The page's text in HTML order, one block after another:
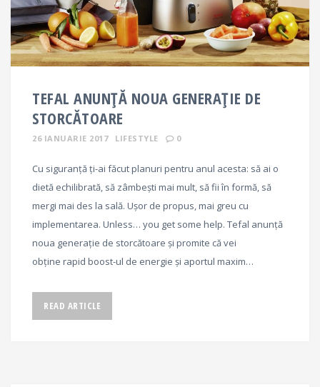
TEFAL ANUNȚĂ NOUA GENERAȚIE DE
STORCĂTOARE
26 IANUARIE 2017 LIFESTYLE 0
Cu siguranță ți-ai făcut planuri pentru anul acesta: să ai o
dietă echilibrată, să zâmbești mai mult, să fii în formă, să
mergi mai des la sală. Ușor de propus, mai greu cu
implementarea. Unless… you get some help. Tefal anunță
noua generație de storcătoare și promite că vei
obține rapid boost-ul de energie și aportul maxim…
READ ARTICLE